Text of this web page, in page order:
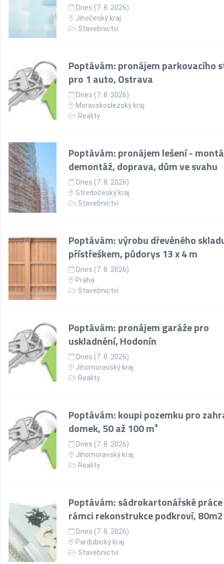
Dnes (7. 8. 2026)
Jihočeský kraj
Stavebnictví
Poptávám: pronájem parkovacího
pro 1 auto, Ostrava
Dnes (7. 8. 2026)
Moravskoslezský kraj
Reality
Poptávám: pronájem lešení -
demontáž, doprava, dům ve svahu
Dnes (7. 8. 2026)
Středočeský kraj
Stavebnictví
Poptávám: výrobu dřevěného
přístřeškem, půdorys 13 x 4 m
Dnes (7. 8. 2026)
Praha
Stavebnictví
Poptávám: pronájem garáže pro
uskladnění, Hodonín
Dnes (7. 8. 2026)
Jihomoravský kraj
Reality
Poptávám: koupi pozemku pro
domek, 50 až 100 m²
Dnes (7. 8. 2026)
Jihomoravský kraj
Reality
Poptávám: sádrokartonářské
rámci rekonstrukce podkroví, 80m2
Dnes (7. 8. 2026)
Pardubický kraj
Stavebnictví